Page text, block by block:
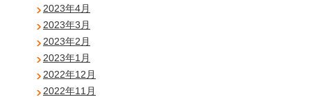
2023年4月
2023年3月
2023年2月
2023年1月
2022年12月
2022年11月